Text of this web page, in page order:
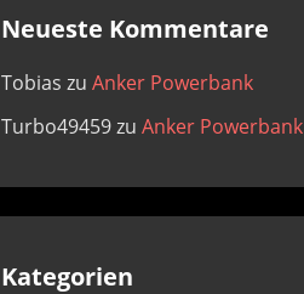
Neueste Kommentare
Tobias zu Anker Powerbank
Turbo49459zu Anker Powerbank
Kategorien